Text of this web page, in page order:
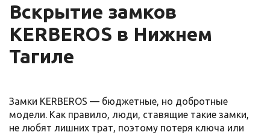
Вскрытие замков
KERBEROS в Нижнем
Тагиле
Замки KERBEROS — бюджетные, но добротные
модели. Как правило, люди, ставящие такие замки,
не любят лишних трат, поэтому потеря ключа или